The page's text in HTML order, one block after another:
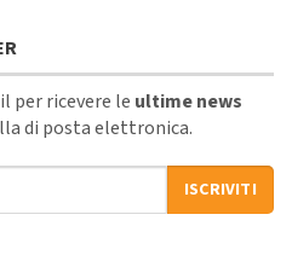
per ricevere le ultime news
di posta elettronica.
ISCRIVITI